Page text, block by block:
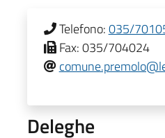
Telefono:035/
Fax:035/704024
Deleghe